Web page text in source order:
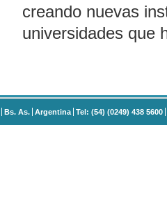
creando nuevas
universidades que
Bs. As. Argentina Tel: (54) (0249) 438 5600